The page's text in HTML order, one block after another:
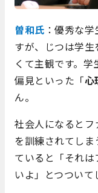
曽和氏 ：優秀な
すが、じつは学
くて主観です。
偏見といった「心
ん。
社会人になるとフ
を訓練されてし
ていると「それ
いよ」とつついて